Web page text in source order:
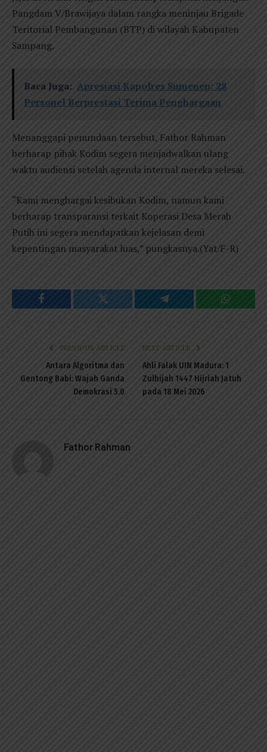
Pangdam V/Brawijaya dalam rangka meninjau Brigade
Teritorial Pembangunan (BTP) di wilayah Kabupaten
Sampang.
Baca Juga: Apresiasi Kapolres Sumenep: 28
Personel Berprestasi Terima Penghargaan
Menanggapi penundaan tersebut, Fathor Rahman
berharap pihak Kodim segera menjadwalkan ulang
waktu audiensi setelah agenda internal mereka selesai.
“Kami menghargai kesibukan Kodim, namun kami
berharap transparansi terkait Koperasi Desa Merah
Putih ini segera mendapatkan kejelasan demi
kepentingan masyarakat luas,” pungkasnya.(Yat/F-R)
Facebook Twitter Telegram
PREVIOUS ARTICLE
Antara Algoritma dan
Gentong Babi: Wajah Ganda
Demokrasi 5.0
NEXT ARTICLE
Ahli Falak UIN Madura: 1
Zulhijah 1447 Hijriah Jatuh
pada 18 Mei 2026
Fathor Rahman